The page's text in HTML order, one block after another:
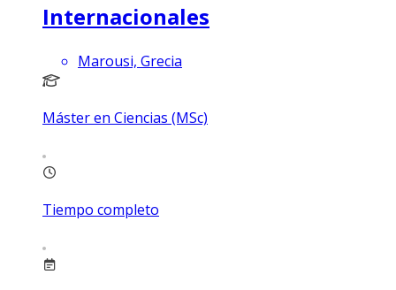
Internacionales
Marousi, Grecia
Máster en Ciencias (MSc)
Tiempo completo